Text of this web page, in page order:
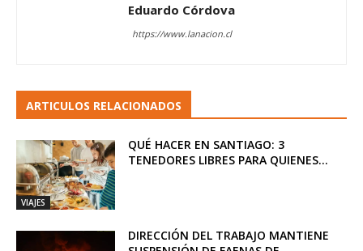
Eduardo Córdova
https://www.lanacion.cl
ARTICULOS RELACIONADOS
VIAJES
QUÉ HACER EN SANTIAGO: 3
TENEDORES LIBRES PARA QUIENES...
DIRECCIÓN DEL TRABAJO MANTIENE